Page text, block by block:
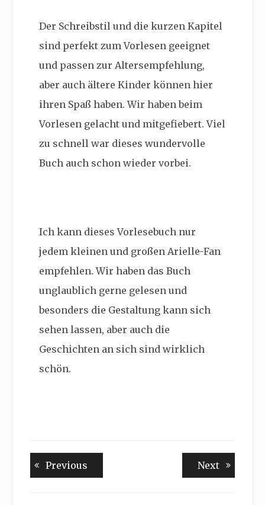
Der Schreibstil und die kurzen Kapitel
sind perfekt zum Vorlesen geeignet
und passen zur Altersempfehlung,
aber auch ältere Kinder können hier
ihren Spaß haben. Wir haben beim
Vorlesen gelacht und mitgefiebert. Viel
zu schnell war dieses wundervolle
Buch auch schon wieder vorbei.
Ich kann dieses Vorlesebuch nur
jedem kleinen und großen Arielle-Fan
empfehlen. Wir haben das Buch
unglaublich gerne gelesen und
besonders die Gestaltung kann sich
sehen lassen, aber auch die
Geschichten an sich sind wirklich
schön.
Beitragsnavigation
Previous NextNext